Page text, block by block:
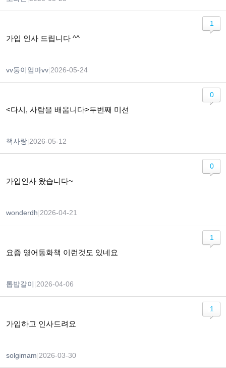
가입 인사 드립니다 ^^
vv둥이엄마vv 2026-05-24
1
<다시, 사람을 배웁니다>두번째 미션
책사랑 2026-05-12
0
가입인사 왔습니다~
wonderdh 2026-04-21
0
요즘 영어동화책 이런것도 있네요
톱밥갈이 2026-04-06
1
가입하고 인사드려요
solgimam 2026-03-30
1